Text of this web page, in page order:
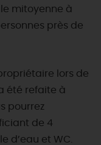
mitoyenne à
près de
lors de
été refaite à
pourrez
de 4
d’eau et WC.